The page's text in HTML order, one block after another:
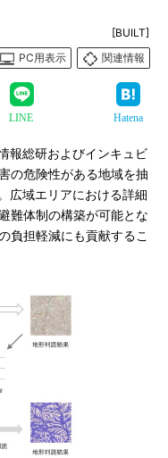
[BUILT]
PC用表示
関連情報
LINE Hatena
報総研およびインキュビ
の危険性がある地域を抽
広域エリアにおける詳細
難体制の構築が可能とな
負担軽減にも貢献するこ